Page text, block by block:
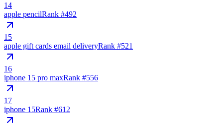
14
apple pencilRank #492
15
apple gift cards email deliveryRank #521
16
iphone 15 pro maxRank #556
17
iphone 15Rank #612